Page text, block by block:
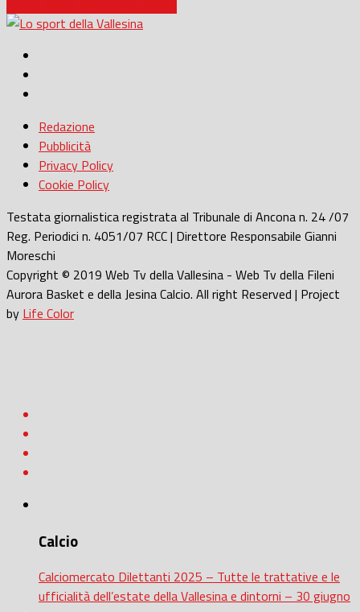
Redazione
Pubblicità
Privacy Policy
Cookie Policy
Testata giornalistica registrata al Tribunale di Ancona n. 24 /07
Reg. Periodici n. 4051/07 RCC | Direttore Responsabile Gianni
Moreschi
Copyright © 2019 Web Tv della Vallesina - Web Tv della Fileni
Aurora Basket e della Jesina Calcio. All right Reserved | Project
by Life Color
Calcio
Calciomercato Dilettanti 2025 – Tutte le trattative e le
ufficialità dell’estate della Vallesina e dintorni – 30 giugno